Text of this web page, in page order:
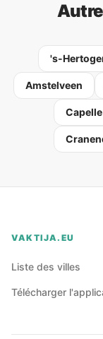
's-
Amstelveen
VAKTIJA.EU
Liste des villes
Télécharger